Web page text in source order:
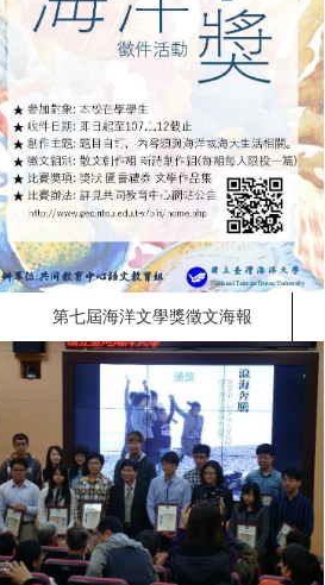
第七屆海洋文學獎徵文海報